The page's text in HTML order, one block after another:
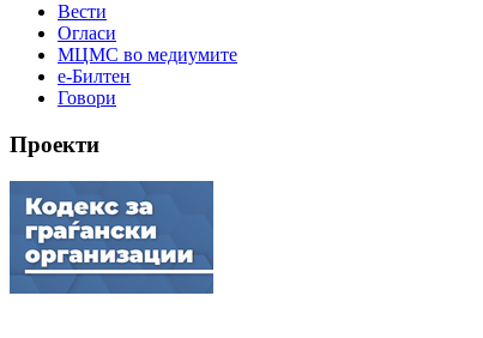
Вести
Огласи
МЦМС во медиумите
е-Билтен
Говори
Проекти